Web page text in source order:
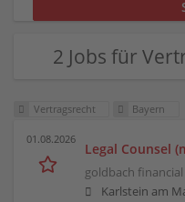
2 Jobs für
Vertragsrecht Bayern
01.08.2026
Legal Counsel
goldbach financial
Karlstein am